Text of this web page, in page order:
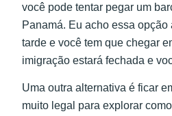
você pode tentar pegar um
Panamá. Eu acho essa
tarde e você tem que chegar
imigração estará fechada e
Uma outra alternativa é ficar
muito legal para explorar